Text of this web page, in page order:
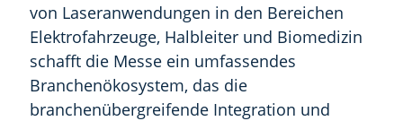
von Laseranwendungen in den Bereichen
Elektrofahrzeuge, Halbleiter und Biomedizin
schafft die Messe ein umfassendes
Branchenökosystem, das die
branchenübergreifende Integration und